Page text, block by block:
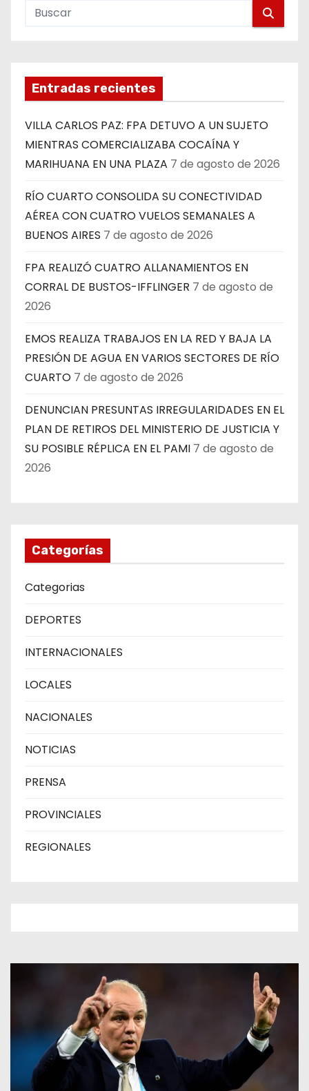
Entradas recientes
VILLA CARLOS PAZ: FPA DETUVO A UN SUJETO
MIENTRAS COMERCIALIZABA COCAÍNA Y
MARIHUANA EN UNA PLAZA 7 de agosto de 2026
RÍO CUARTO CONSOLIDA SU CONECTIVIDAD
AÉREA CON CUATRO VUELOS SEMANALES A
BUENOS AIRES 7 de agosto de 2026
FPA REALIZÓ CUATRO ALLANAMIENTOS EN
CORRAL DE BUSTOS-IFFLINGER 7 de agosto de
2026
EMOS REALIZA TRABAJOS EN LA RED Y BAJA LA
PRESIÓN DE AGUA EN VARIOS SECTORES DE RÍO
CUARTO 7 de agosto de 2026
DENUNCIAN PRESUNTAS IRREGULARIDADES EN EL
PLAN DE RETIROS DEL MINISTERIO DE JUSTICIA Y
SU POSIBLE RÉPLICA EN EL PAMI 7 de agosto de
2026
Categorías
Categorias
DEPORTES
INTERNACIONALES
LOCALES
NACIONALES
NOTICIAS
PRENSA
PROVINCIALES
REGIONALES